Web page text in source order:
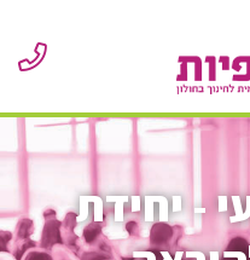
- יחידת